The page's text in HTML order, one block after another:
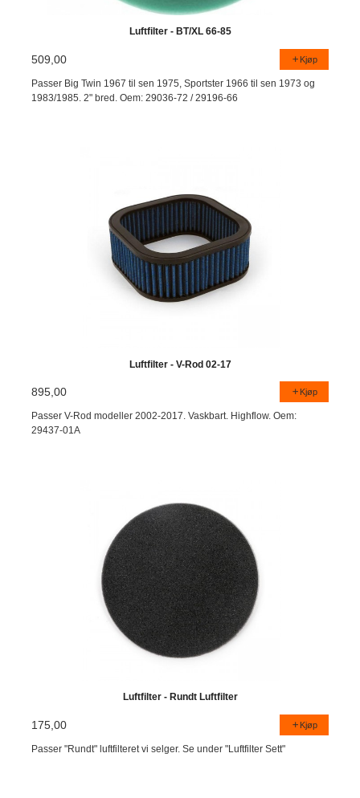
Luftfilter - BT/XL 66-85
509,00 Kjøp
Passer Big Twin 1967 til sen 1975, Sportster 1966 til sen 1973 og
1983/1985. 2" bred. Oem: 29036-72 / 29196-66
Luftfilter - V-Rod 02-17
895,00 Kjøp
Passer V-Rod modeller 2002-2017. Vaskbart. Highflow. Oem:
29437-01A
Luftfilter - Rundt Luftfilter
175,00 Kjøp
Passer "Rundt" luftfilteret vi selger. Se under "Luftfilter Sett"